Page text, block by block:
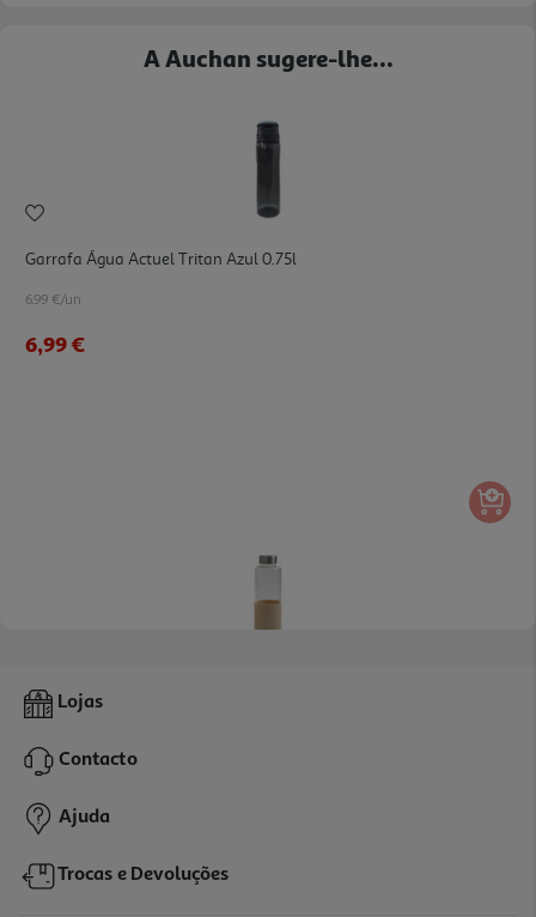
A Auchan sugere-lhe...
Garrafa Água Actuel Tritan Azul 0.75l
6.99 €/un
6,99 €
Garrafa Vidro Actuel Com Manga Silicon 0.5l
5,99 €
Lojas
Contacto
Ajuda
Trocas e Devoluções